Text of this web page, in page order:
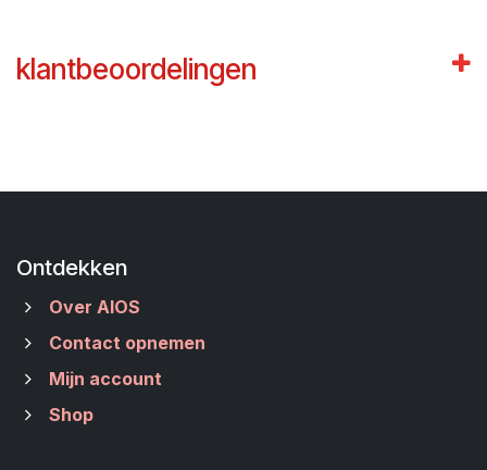
klantbeoordelingen
Ontdekken
Over AIOS
Contact opnemen
Mijn account
Shop